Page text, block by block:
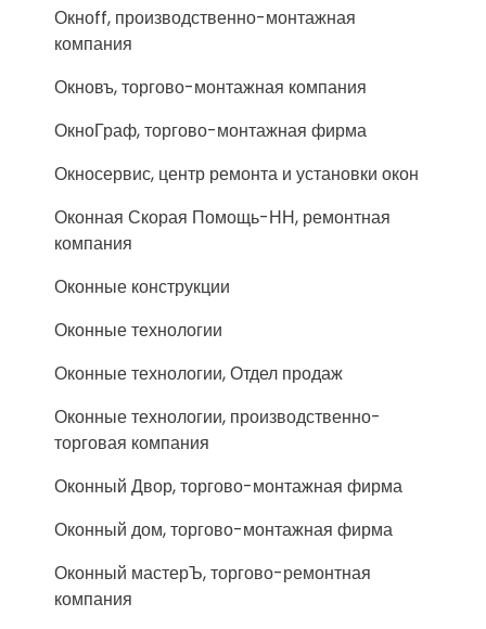
Окноff, производственно-монтажная
компания
Окновъ, торгово-монтажная компания
ОкноГраф, торгово-монтажная фирма
Окносервис, центр ремонта и установки окон
Оконная Скорая Помощь-НН, ремонтная
компания
Оконные конструкции
Оконные технологии
Оконные технологии, Отдел продаж
Оконные технологии, производственно-
торговая компания
Оконный Двор, торгово-монтажная фирма
Оконный дом, торгово-монтажная фирма
Оконный мастерЪ, торгово-ремонтная
компания